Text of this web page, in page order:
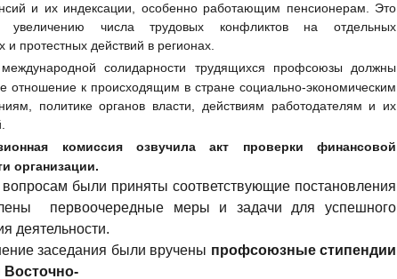
и их индексации, особенно работающим пенсионерам. Это
увеличению числа трудовых конфликтов на отдельных
и протестных действий в регионах.
солидарности трудящихся профсоюзы должны
отношение к происходящим в стране социально-экономическим
политике органов власти, действиям работодателям и их
комиссия озвучила акт проверки финансовой
организации.
были приняты соответствующие постановления
первоочередные меры и задачи для успешного
деятельности.
заседания были вручены профсоюзные стипендии
Восточно-